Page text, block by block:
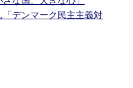
デンマーク民主主義対